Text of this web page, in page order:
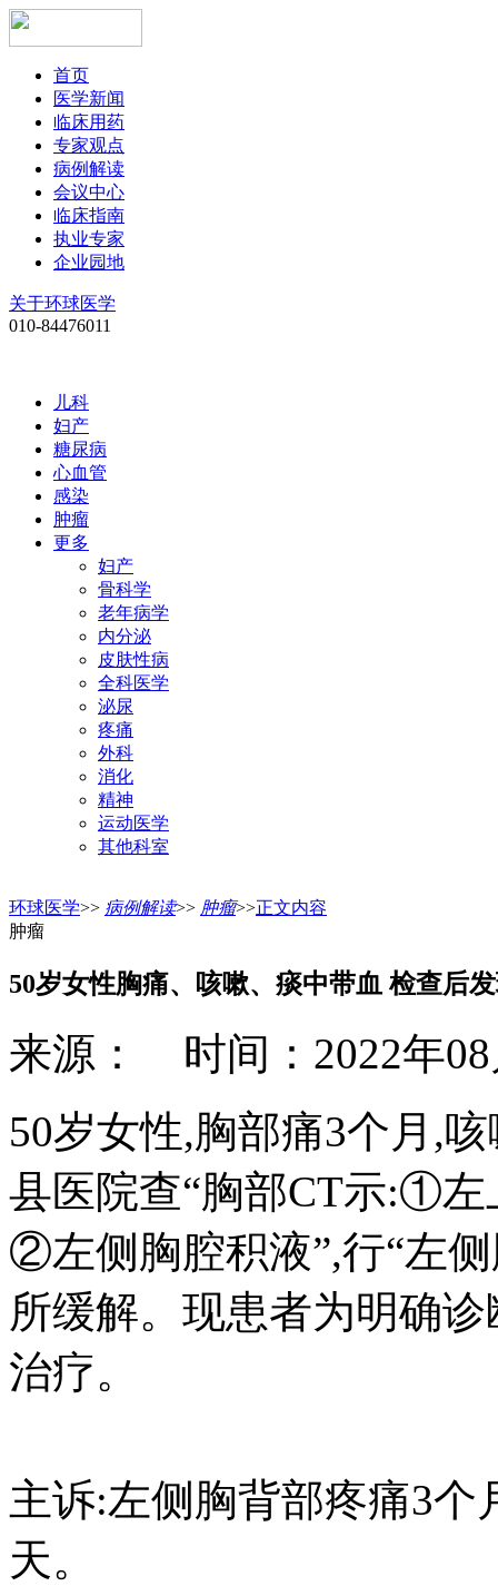
首页
医学新闻
临床用药
专家观点
病例解读
会议中心
临床指南
执业专家
企业园地
关于环球医学
010-84476011
儿科
妇产
糖尿病
心血管
感染
肿瘤
更多
妇产
骨科学
老年病学
内分泌
皮肤性病
全科医学
泌尿
疼痛
外科
消化
精神
运动医学
其他科室
环球医学>> 病例解读>> 肿瘤>>正文内容
肿瘤
50岁女性胸痛、咳嗽、痰中带血 检查后
来源： 时间：2022年
50岁女性,胸部痛3个月,
县医院查“胸部CT示:①左
②左侧胸腔积液”,行“左
所缓解。现患者为明确
治疗。
主诉:左侧胸背部疼痛3个
天。